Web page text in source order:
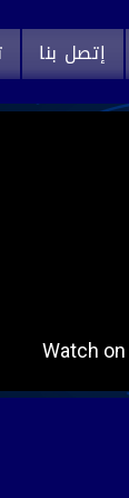
إتصل بنا